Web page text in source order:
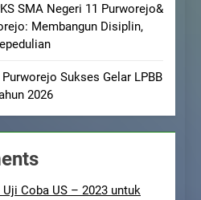
SMA Negeri 11 Purworejo&
Membangun Disiplin,
Sukses Gelar LPBB
2026
Uji Coba US – 2023 untuk